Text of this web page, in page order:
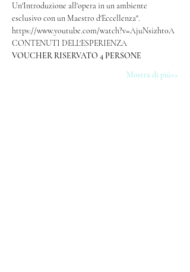
Un'Introduzione all'opera in un ambiente
esclusivo con un Maestro d'Eccellenza".
https://www.youtube.com/watch?v=AjuNsizht0A
CONTENUTI DELL'ESPERIENZA
VOUCHER RISERVATO 4 PERSONE
Mostra di più>>